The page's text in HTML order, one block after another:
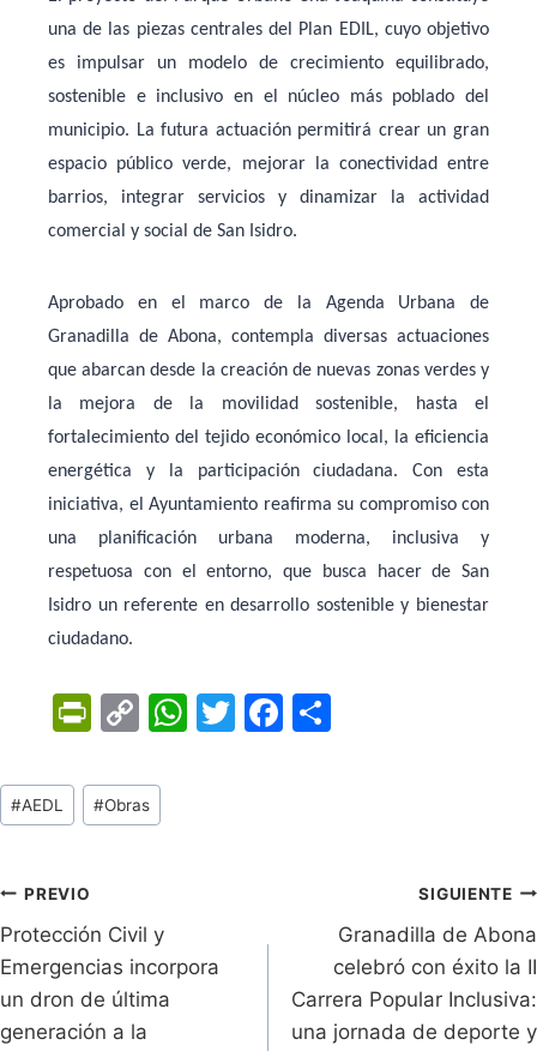
una de las piezas centrales del Plan EDIL, cuyo objetivo
es impulsar un modelo de crecimiento equilibrado,
sostenible e inclusivo en el núcleo más poblado del
municipio. La futura actuación permitirá crear un gran
espacio público verde, mejorar la conectividad entre
barrios, integrar servicios y dinamizar la actividad
comercial y social de San Isidro.
Aprobado en el marco de la Agenda Urbana de
Granadilla de Abona, contempla diversas actuaciones
que abarcan desde la creación de nuevas zonas verdes y
la mejora de la movilidad sostenible, hasta el
fortalecimiento del tejido económico local, la eficiencia
energética y la participación ciudadana. Con esta
iniciativa, el Ayuntamiento reafirma su compromiso con
una planificación urbana moderna, inclusiva y
respetuosa con el entorno, que busca hacer de San
Isidro un referente en desarrollo sostenible y bienestar
ciudadano.
Pr
tF
ri
dl
y
C
p
y
k
W T
F
k
Tags
de
#AEDL #Obras
Navegación
de
entradas
PREVIO
Protección Civil y
Emergencias incorpora
un dron de última
generación a la
SIGUIENTE
Granadilla de Abona
celebró con éxito la II
Carrera Popular Inclusiva:
una jornada de deporte y